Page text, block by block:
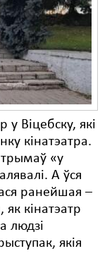
у Віцебску, які
кінатэатра.
«у
А ўся
ранейшая –
кінатэатр
людзі
якія